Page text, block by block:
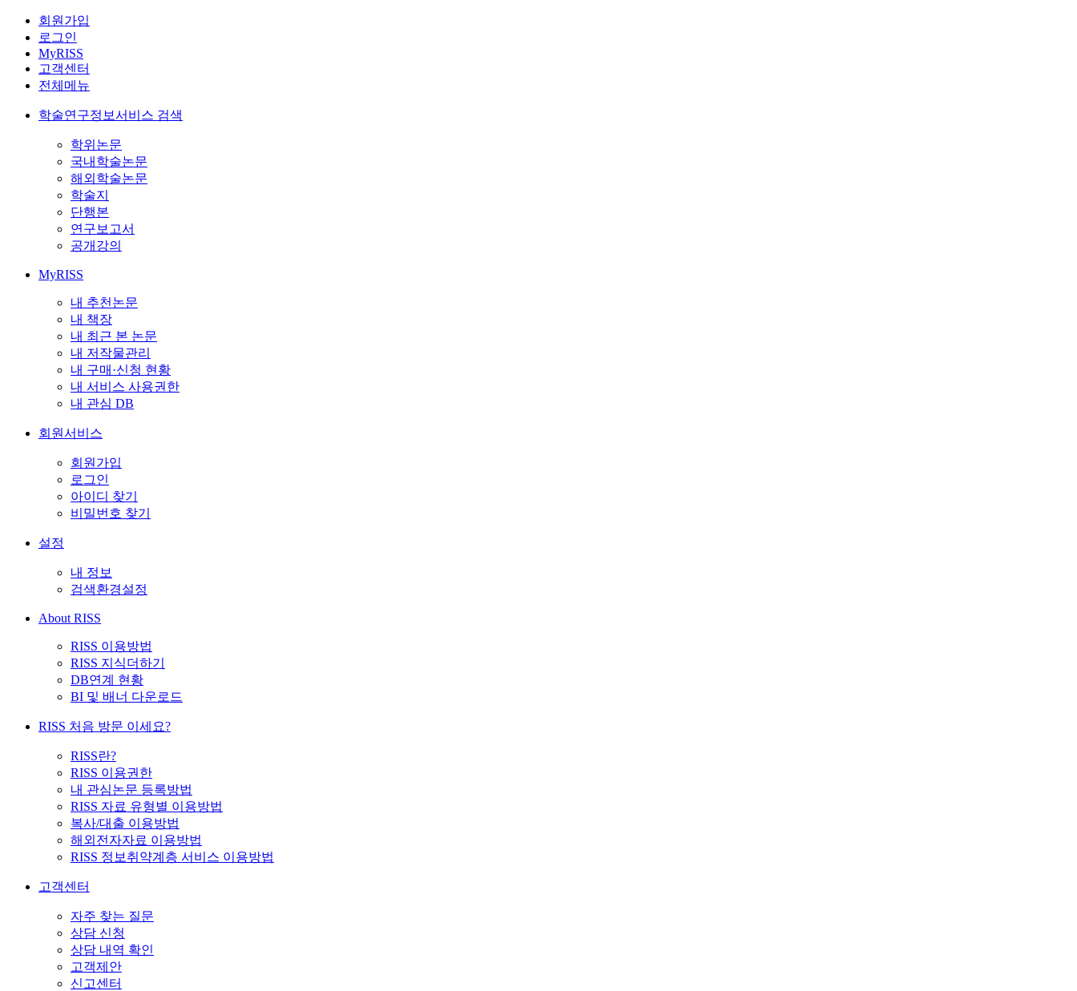
회원가입
로그인
MyRISS
고객센터
전체메뉴
학술연구정보서비스 검색
학위논문
국내학술논문
해외학술논문
학술지
단행본
연구보고서
공개강의
MyRISS
내 추천논문
내 책장
내 최근 본 논문
내 저작물관리
내 구매·신청 현황
내 서비스 사용권한
내 관심 DB
회원서비스
회원가입
로그인
아이디 찾기
비밀번호 찾기
설정
내 정보
검색환경설정
About RISS
RISS 이용방법
RISS 지식더하기
DB연계 현황
BI 및 배너 다운로드
RISS 처음 방문 이세요?
RISS란?
RISS 이용권한
내 관심논문 등록방법
RISS 자료 유형별 이용방법
복사/대출 이용방법
해외전자자료 이용방법
RISS 정보취약계층 서비스 이용방법
고객센터
자주 찾는 질문
상담 신청
상담 내역 확인
고객제안
신고센터